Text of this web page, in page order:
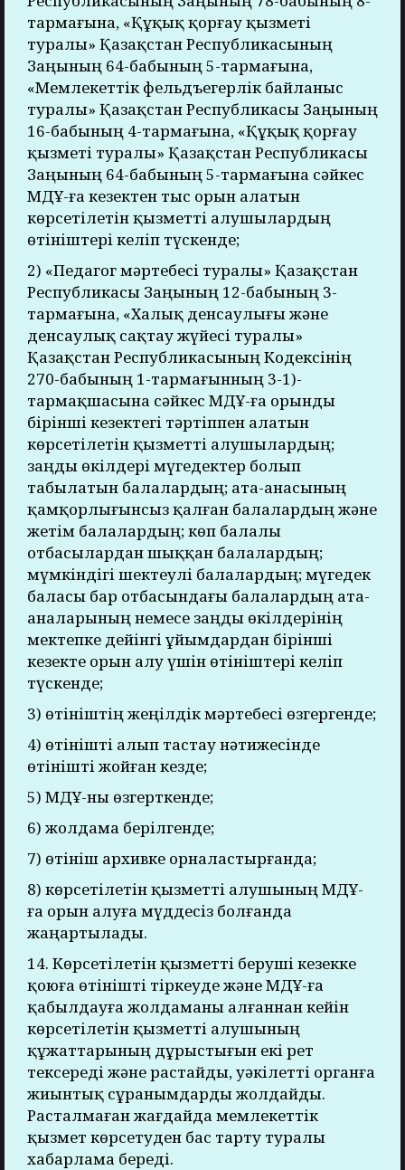
тармағына, «Құқық қорғау қызметі
туралы» Қазақстан Республикасының
Заңының 64-бабының 5-тармағына,
«Мемлекеттік фельдъегерлік байланыс
туралы» Қазақстан Республикасы Заңының
16-бабының 4-тармағына, «Құқық қорғау
қызметі туралы» Қазақстан Республикасы
Заңының 64-бабының 5-тармағына сәйкес
МДҰ-ға кезектен тыс орын алатын
көрсетілетін қызметті алушылардың
өтініштері келіп түскенде;
2) «Педагог мәртебесі туралы» Қазақстан
Республикасы Заңының 12-бабының 3-
тармағына, «Халық денсаулығы және
денсаулық сақтау жүйесі туралы»
Қазақстан Республикасының Кодексінің
270-бабының 1-тармағынның 3-1)-
тармақшасына сәйкес МДҰ-ға орынды
бірінші кезектегі тәртіппен алатын
көрсетілетін қызметті алушылардың;
заңды өкілдері мүгедектер болып
табылатын балалардың; ата-анасының
қамқорлығынсыз қалған балалардың және
жетім балалардың; көп балалы
отбасылардан шыққан балалардың;
мүмкіндігі шектеулі балалардың; мүгедек
баласы бар отбасындағы балалардың ата-
аналарының немесе заңды өкілдерінің
мектепке дейінгі ұйымдардан бірінші
кезекте орын алу үшін өтініштері келіп
түскенде;
3) өтініштің жеңілдік мәртебесі өзгергенде;
4) өтінішті алып тастау нәтижесінде
өтінішті жойған кезде;
5) МДҰ-ны өзгерткенде;
6) жолдама берілгенде;
7) өтініш архивке орналастырғанда;
8) көрсетілетін қызметті алушының МДҰ-
ға орын алуға мүддесіз болғанда
жаңартылады.
14. Көрсетілетін қызметті беруші кезекке
қоюға өтінішті тіркеуде және МДҰ-ға
қабылдауға жолдаманы алғаннан кейін
көрсетілетін қызметті алушының
құжаттарының дұрыстығын екі рет
тексереді және растайды, уәкілетті органға
жиынтық сұранымдарды жолдайды.
Расталмаған жағдайда мемлекеттік
қызмет көрсетуден бас тарту туралы
хабарлама береді.